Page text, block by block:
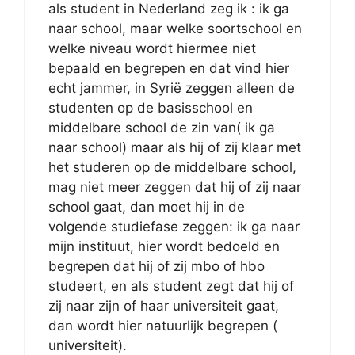
als student in Nederland zeg ik : ik ga
naar school, maar welke soortschool en
welke niveau wordt hiermee niet
bepaald en begrepen en dat vind hier
echt jammer, in Syrië zeggen alleen de
studenten op de basisschool en
middelbare school de zin van( ik ga
naar school) maar als hij of zij klaar met
het studeren op de middelbare school,
mag niet meer zeggen dat hij of zij naar
school gaat, dan moet hij in de
volgende studiefase zeggen: ik ga naar
mijn instituut, hier wordt bedoeld en
begrepen dat hij of zij mbo of hbo
studeert, en als student zegt dat hij of
zij naar zijn of haar universiteit gaat,
dan wordt hier natuurlijk begrepen (
universiteit).